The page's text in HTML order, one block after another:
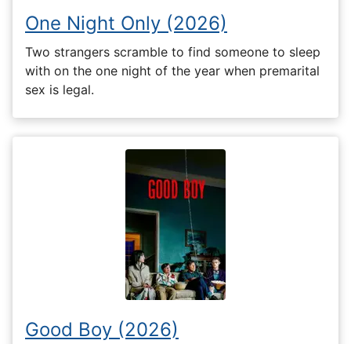
One Night Only (2026)
Two strangers scramble to find someone to sleep
with on the one night of the year when premarital
sex is legal.
Good Boy (2026)